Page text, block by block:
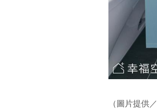
（圖片提供／